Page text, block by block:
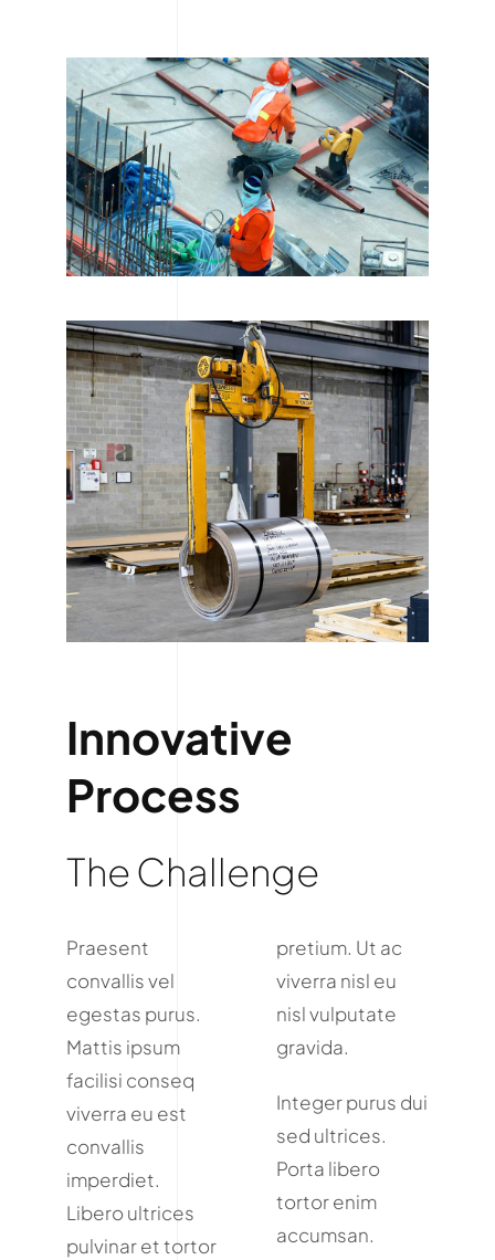
Innovative
Process
The Challenge
Praesent
convallis vel
egestas purus.
Mattis ipsum
facilisi conseq
viverra eu est
convallis
imperdiet.
Libero ultrices
pulvinar et tortor
pretium. Ut ac
viverra nisl eu
nisl vulputate
gravida.
Integer purus dui
sed ultrices.
Porta libero
tortor enim
accumsan.